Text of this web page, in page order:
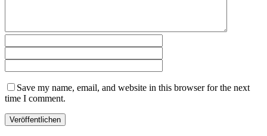
Save my name, email, and website in this browser for the next
time I comment.